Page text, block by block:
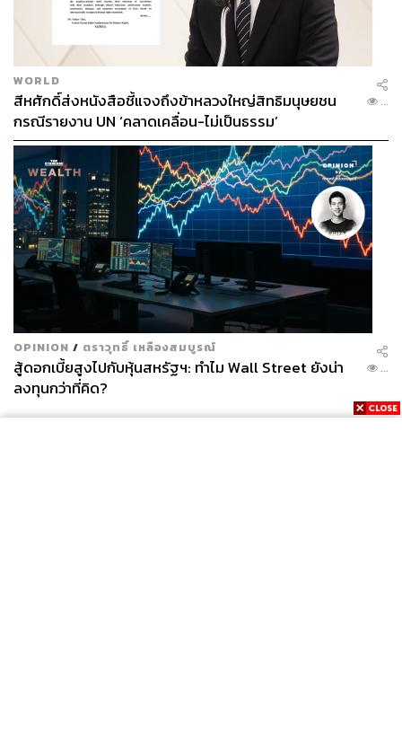
WORLD
สีหศักดิ์ส่งหนังสือชี้แจงถึงข้าหลวงใหญ่สิทธิมนุษยชน
กรณีรายงาน UN ‘คลาดเคลื่อน-ไม่เป็นธรรม’
...
OPINION / ตราวุทธิ์ เหลืองสมบูรณ์
สู้ดอกเบี้ยสูงไปกับหุ้นสหรัฐฯ: ทำไม Wall Street ยังน่า
ลงทุนกว่าที่คิด?
...